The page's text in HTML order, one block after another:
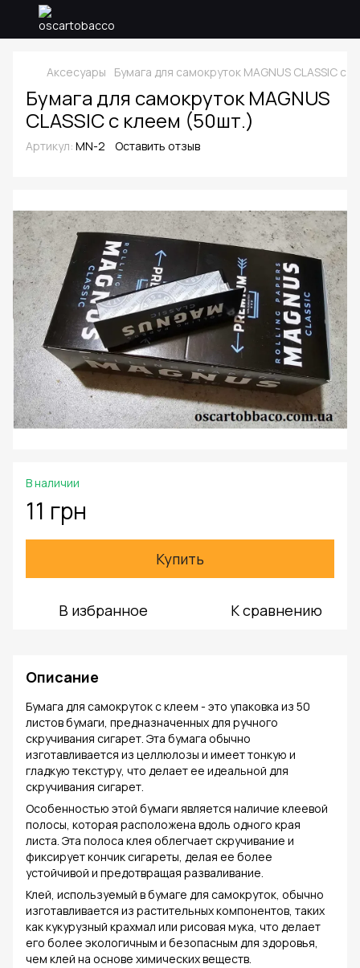
Аксесуары Бумага для самокруток MAGNUS CLASSIC с
Бумага для самокруток MAGNUS
CLASSIC с клеем (50шт.)
Артикул: MN-2 Оставить отзыв
В наличии
11 грн
Купить
В избранное К сравнению
Описание
Бумага для самокруток с клеем - это упаковка из 50
листов бумаги, предназначенных для ручного
скручивания сигарет. Эта бумага обычно
изготавливается из целлюлозы и имеет тонкую и
гладкую текстуру, что делает ее идеальной для
скручивания сигарет.
Особенностью этой бумаги является наличие клеевой
полосы, которая расположена вдоль одного края
листа. Эта полоса клея облегчает скручивание и
фиксирует кончик сигареты, делая ее более
устойчивой и предотвращая разваливание.
Клей, используемый в бумаге для самокруток, обычно
изготавливается из растительных компонентов, таких
как кукурузный крахмал или рисовая мука, что делает
его более экологичным и безопасным для здоровья,
чем клей на основе химических веществ.